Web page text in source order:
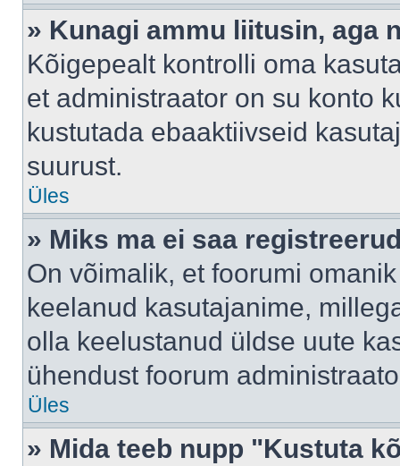
» Kunagi ammu liitusin, aga
Kõigepealt kontrolli oma
et administraator on su konto
kustutada ebaaktiivseid
suurust.
Üles
» Miks ma ei saa
On võimalik, et foorumi
keelanud kasutajanime,
olla keelustanud üldse uute
ühendust foorum
Üles
» Mida teeb nupp "Kustuta